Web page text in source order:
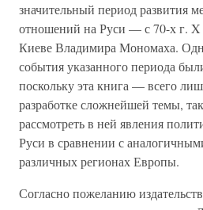
значительный период развития
отношений на Руси — с 70-х г. X
Киеве Владимира Мономаха.
события указанного периода
поскольку эта книга — всего
разработке сложнейшей темы,
рассмотреть в ней явления
Руси в сравнении с
различных регионах Европы.
Согласно пожеланию